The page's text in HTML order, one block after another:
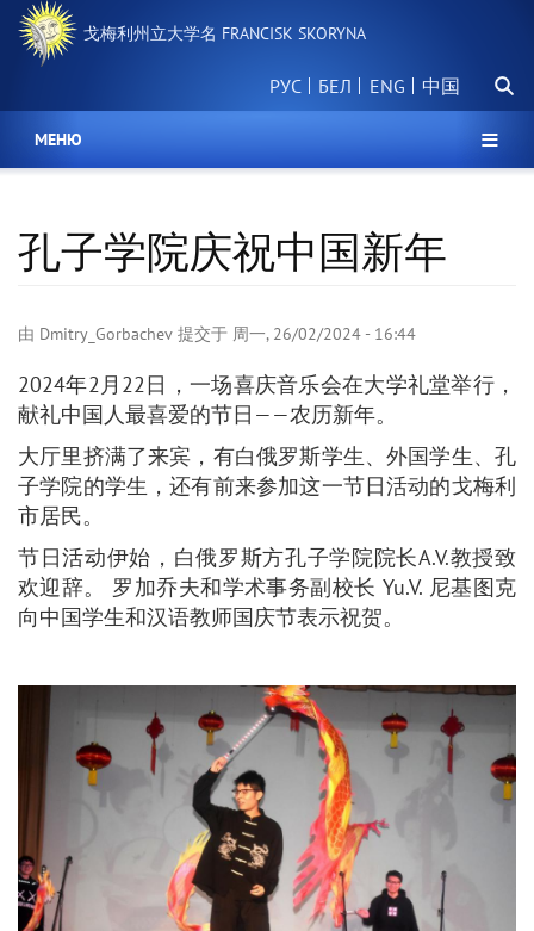
要
戈梅利州立大学名 FRANCISK SKORYNA
РУС БЕЛ 中国
搜
МЕНЮ
孔子学院庆祝中国新年
由 Dmitry_Gorbachev 提交于 周一, 26/02/2024 - 16:44
2024年2月22日，一场喜庆音乐会在大学礼堂举行，
献礼中国人最喜爱的节日——农历新年。
大厅里挤满了来宾，有白俄罗斯学生、外国学生、孔
子学院的学生，还有前来参加这一节日活动的戈梅利
市居民。
节日活动伊始，白俄罗斯方孔子学院院长A.V.教授致
欢迎辞。 罗加乔夫和学术事务副校长 Yu.V. 尼基图克
向中国学生和汉语教师国庆节表示祝贺。